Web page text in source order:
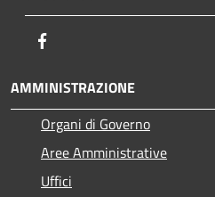
AMMINISTRAZIONE
Organi di Governo
Aree Amministrative
Uffici